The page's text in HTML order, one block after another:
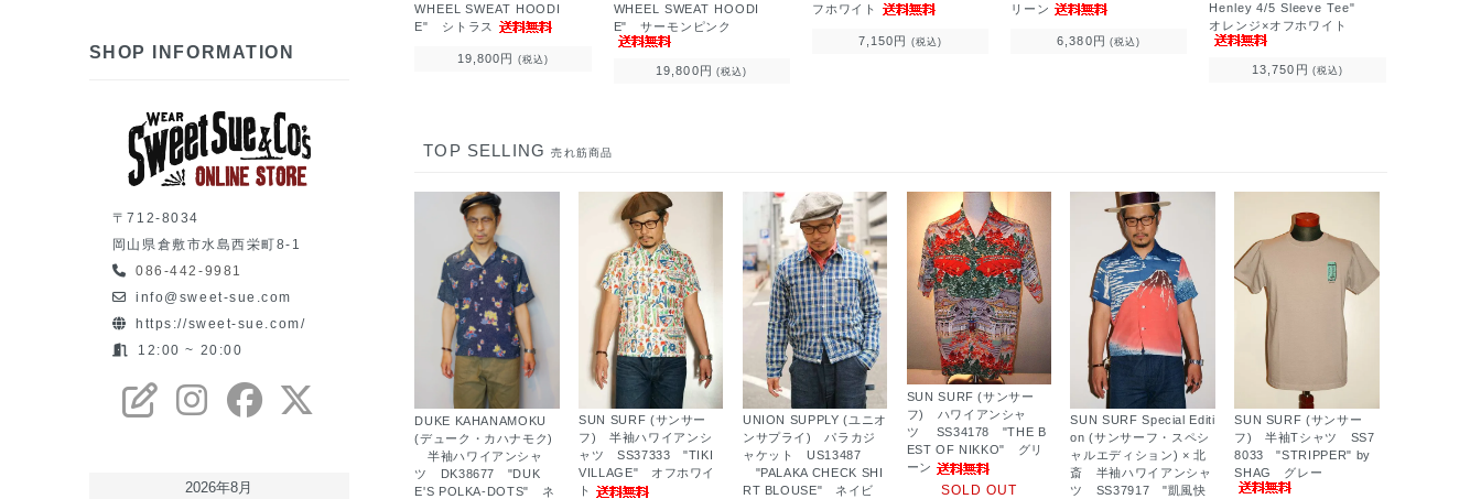
WHEEL SWEAT HOODI
E" シトラス
19,800円 (税込)
WHEEL SWEAT HOODI
E" サーモンピンク
19,800円 (税込)
フホワイト
7,150円 (税込)
リーン
6,380円 (税込)
Henley 4/5 Sleeve Tee"
オレンジ×オフホワイト
13,750円 (税込)
TOP SELLING売れ筋商品
DUKE KAHANAMOKU
(デューク・カハナモク)
半袖ハワイアンシャ
ツ DK38677 "DUK
E'S POLKA-DOTS" ネ
SUN SURF (サンサー
フ) 半袖ハワイアンシ
ャツ SS37333 "TIKI
VILLAGE" オフホワイ
ト
UNION SUPPLY (ユニオ
ンサプライ) パラカジ
ャケット US13487
"PALAKA CHECK SHI
RT BLOUSE" ネイビ
SUN SURF (サンサー
フ) ハワイアンシャ
ツ SS34178 "THE B
EST OF NIKKO" グリ
ーン
SOLD OUT
SUN SURF Special Editi
on (サンサーフ・スペシ
ャルエディション) × 北
斎 半袖ハワイアンシャ
ツ SS37917 "凱風快
SUN SURF (サンサー
フ) 半袖Tシャツ SS7
8033 "STRIPPER" by
SHAG グレー
SHOP INFORMATION
〒712-8034
岡山県倉敷市水島西栄町8-1
086-442-9981
info@sweet-sue.com
https://sweet-sue.com/
12:00 ~ 20:00
2026年8月